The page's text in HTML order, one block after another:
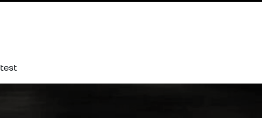
test